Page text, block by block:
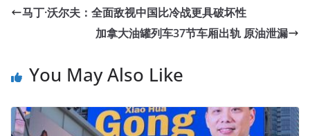
马丁·沃尔夫：全面敌视中国比冷战更具破坏性
加拿大油罐列车37节车厢出轨 原油泄漏
You May Also Like